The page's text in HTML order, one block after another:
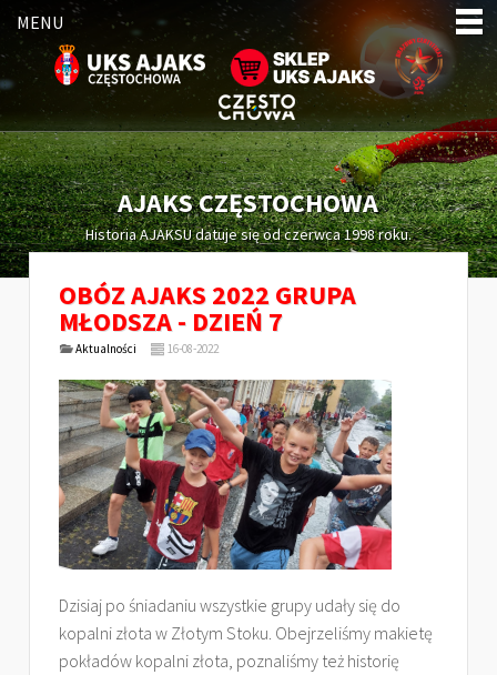
MENU
AJAKS CZĘSTOCHOWA
Historia AJAKSU datuje się od czerwca 1998 roku.
OBÓZ AJAKS 2022 GRUPA
MŁODSZA - DZIEŃ 7
Aktualności 16-08-2022
Dzisiaj po śniadaniu wszystkie grupy udały się do
kopalni złota w Złotym Stoku. Obejrzeliśmy makietę
pokładów kopalni złota, poznaliśmy też historię